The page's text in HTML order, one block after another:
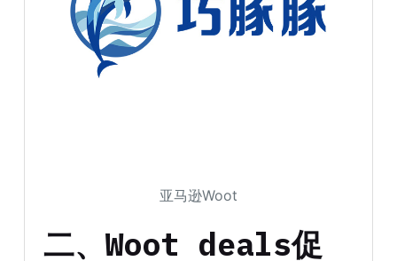
亚马逊Woot
二、Woot deals促